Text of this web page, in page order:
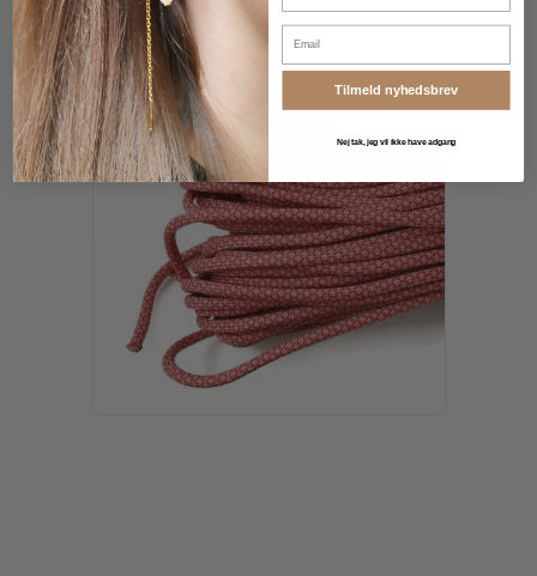
Email
Tilmeld nyhedsbrev
Nej tak, jeg vil ikke have adgang